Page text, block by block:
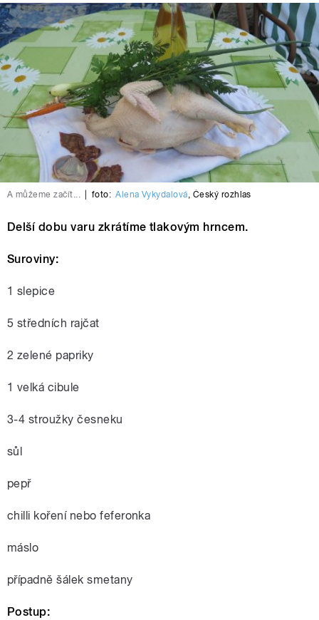
A můžeme začít... foto: Alena Vykydalová, Český rozhlas
Delší dobu varu zkrátíme tlakovým hrncem.
Suroviny:
1 slepice
5 středních rajčat
2 zelené papriky
1 velká cibule
3-4 stroužky česneku
sůl
pepř
chilli koření nebo feferonka
máslo
případně šálek smetany
Postup: